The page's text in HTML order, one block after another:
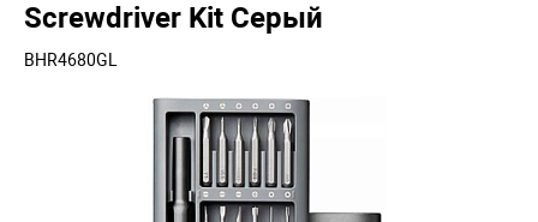
Screwdriver Kit Серый
BHR4680GL